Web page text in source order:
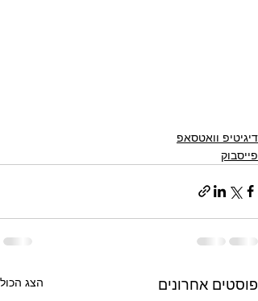
דיגיטיפ וואטסאפ
פייסבוק
פוסטים אחרונים הצג הכול